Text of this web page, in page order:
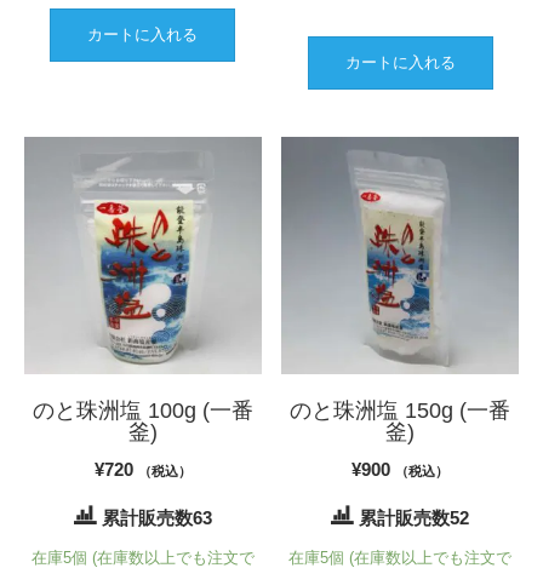
カートに入れる
カートに入れる
のと珠洲塩 100g (一番
釜)
¥720 （税込）
累計販売数63
在庫5個 (在庫数以上でも注文で
のと珠洲塩 150g (一番
釜)
¥900 （税込）
累計販売数52
在庫5個 (在庫数以上でも注文で